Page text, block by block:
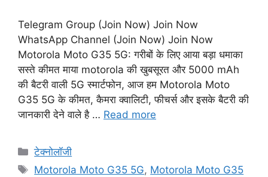
Telegram Group (Join Now) Join Now
WhatsApp Channel (Join Now) Join Now
Motorola Moto G35 5G: गरीबों के लिए आया बड़ा धमाका
सस्ते कीमत माया motorola की खुबसूरत और 5000 mAh
की बैटरी वाली 5G स्मार्टफोन, आज हम Motorola Moto
G35 5G के कीमत, कैमरा क्वालिटी, फीचर्स और इसके बैटरी की
जानकारी देने वाले है … Read more
Categories
टेक्नोलॉजी
Tags
Motorola Moto G35 5G, Motorola Moto G35